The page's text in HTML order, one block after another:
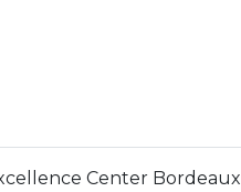
Center Bordeaux